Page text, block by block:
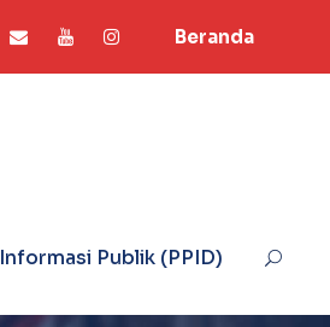
Beranda
Informasi Publik (PPID)